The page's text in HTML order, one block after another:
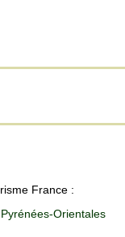
France :
Orientales